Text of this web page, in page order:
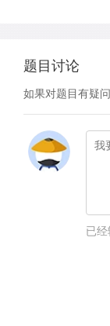
题目讨论
如果对题目有疑
已经